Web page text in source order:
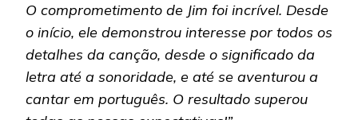
O comprometimento de Jim foi incrível. Desde
o início, ele demonstrou interesse por todos os
detalhes da canção, desde o significado da
letra até a sonoridade, e até se aventurou a
cantar em português. O resultado superou